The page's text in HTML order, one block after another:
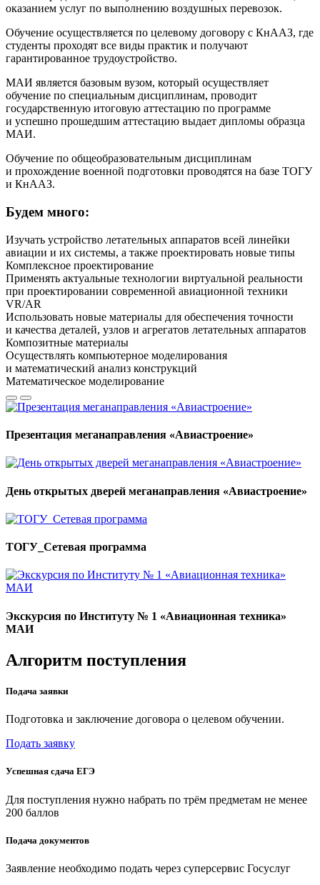
оказанием услуг по выполнению воздушных перевозок.
Обучение осуществляется по целевому договору с КнААЗ, где
студенты проходят все виды практик и получают
гарантированное трудоустройство.
МАИ является базовым вузом, который осуществляет
обучение по специальным дисциплинам, проводит
государственную итоговую аттестацию по программе
и успешно прошедшим аттестацию выдает дипломы образца
МАИ.
Обучение по общеобразовательным дисциплинам
и прохождение военной подготовки проводятся на базе ТОГУ
и КнААЗ.
Будем много:
Изучать устройство летательных аппаратов всей линейки
авиации и их системы, а также проектировать новые типы
Комплексное проектирование
Применять актуальные технологии виртуальной реальности
при проектировании современной авиационной техники
VR/AR
Использовать новые материалы для обеспечения точности
и качества деталей, узлов и агрегатов летательных аппаратов
Композитные материалы
Осуществлять компьютерное моделирования
и математический анализ конструкций
Математическое моделирование
Презентация меганаправления «Авиастроение»
День открытых дверей меганаправления «Авиастроение»
ТОГУ_Сетевая программа
Экскурсия по Институту № 1 «Авиационная техника»
МАИ
Алгоритм поступления
Подача заявки
Подготовка и заключение договора о целевом обучении.
Подать заявку
Успешная сдача ЕГЭ
Для поступления нужно набрать по трём предметам не менее
200 баллов
Подача документов
Заявление необходимо подать через суперсервис Госуслуг